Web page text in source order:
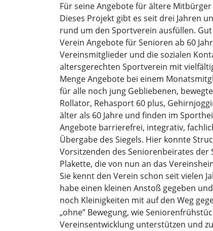
Für seine Angebote für ältere Mitbürger
Dieses Projekt gibt es seit drei Jahren
rund um den Sportverein ausfüllen.
Verein Angebote für Senioren ab 60
Vereinsmitglieder und die sozialen
altersgerechten Sportverein mit
Menge Angebote bei einem
für alle noch jung Gebliebenen,
Rollator, Rehasport 60 plus,
älter als 60 Jahre und finden im
Angebote barrierefrei, integrativ,
Übergabe des Siegels. Hier konnte
Vorsitzenden des Seniorenbeirates
Plakette, die von nun an das
Sie kennt den Verein schon seit vielen
habe einen kleinen Anstoß gegeben
noch Kleinigkeiten mit auf den Weg
„ohne” Bewegung, wie
Vereinsentwicklung unterstützen und